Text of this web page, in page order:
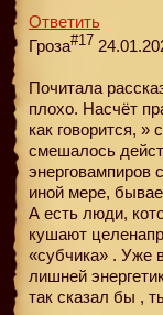
Ответить
Гроза#17
Почитала
плохо. Насчёт
как говорится,
смешалось
энерговампиров
иной мере,
А есть люди,
кушают
«субчика» . Уже
лишней
так сказал бы ,